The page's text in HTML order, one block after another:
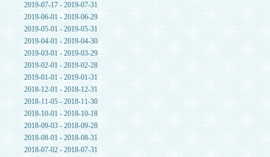
2019-07-17 - 2019-07-31
2019-06-01 - 2019-06-29
2019-05-01 - 2019-05-31
2019-04-01 - 2019-04-30
2019-03-01 - 2019-03-29
2019-02-01 - 2019-02-28
2019-01-01 - 2019-01-31
2018-12-01 - 2018-12-31
2018-11-05 - 2018-11-30
2018-10-01 - 2018-10-18
2018-09-03 - 2018-09-28
2018-08-01 - 2018-08-31
2018-07-02 - 2018-07-31